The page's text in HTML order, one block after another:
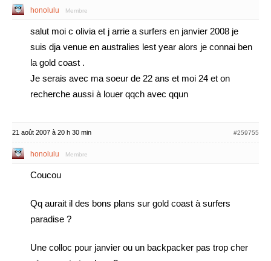
honolulu Membre
salut moi c olivia et j arrie a surfers en janvier 2008 je
suis dja venue en australies lest year alors je connai ben
la gold coast .
Je serais avec ma soeur de 22 ans et moi 24 et on
recherche aussi à louer qqch avec qqun
21 août 2007 à 20 h 30 min #259755
honolulu Membre
Coucou
Qq aurait il des bons plans sur gold coast à surfers
paradise ?
Une colloc pour janvier ou un backpacker pas trop cher